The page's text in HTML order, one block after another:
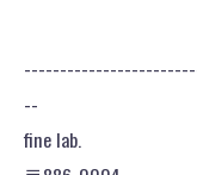
--
fine lab.